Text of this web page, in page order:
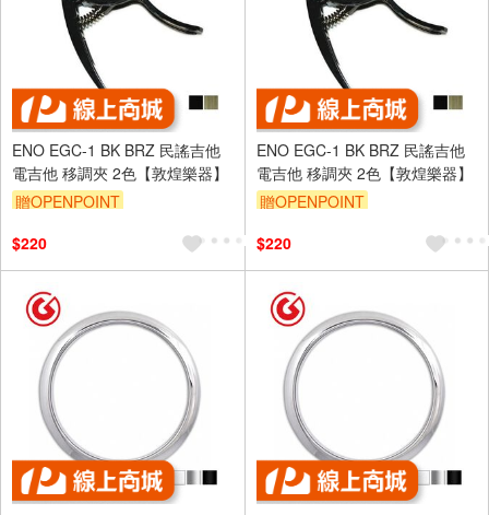
ENO EGC-1 BK BRZ 民謠吉他
電吉他 移調夾 2色【敦煌樂器】
贈OPENPOINT
$220
ENO EGC-1 BK BRZ 民謠吉他
電吉他 移調夾 2色【敦煌樂器】
贈OPENPOINT
$220